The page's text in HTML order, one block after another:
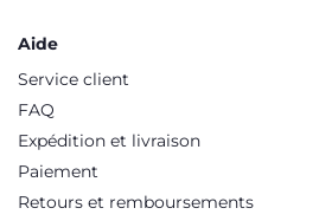
Aide
Service client
FAQ
Expédition et livraison
Paiement
Retours et remboursements